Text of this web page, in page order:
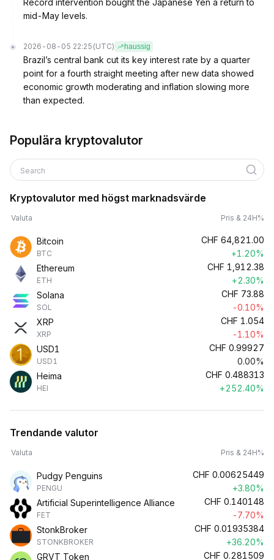
Record intervention bought the Japanese Yen a return to
mid-May levels.
2026-08-05 22:25 (UTC) haussig
Brazil’s central bank cut its key interest rate by a quarter
point for a fourth straight meeting after new data showed
economic growth moderating and inflation slowing more
than expected.
Populära kryptovalutor
Search
Kryptovalutor med högst marknadsvärde
Valuta Pris & 24H%
Bitcoin
BTC
CHF 64,821.00
+1.20%
Ethereum
ETH
CHF 1,912.38
+2.30%
Solana
SOL
CHF 73.88
-0.10%
XRP
XRP
CHF 1.054
-1.10%
USD1
USD1
CHF 0.99927
0.00%
Heima
HEI
CHF 0.488313
+252.40%
Trendande valutor
Valuta Pris & 24H%
Pudgy Penguins
PENGU
CHF 0.00625449
+3.80%
Artificial Superintelligence Alliance
FET
CHF 0.140148
-7.70%
StonkBroker
STONKBROKER
CHF 0.01935384
+36.20%
GRVT Token
CHF 0.281509